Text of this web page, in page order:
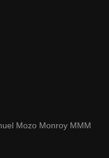
Mozo Monroy MMM